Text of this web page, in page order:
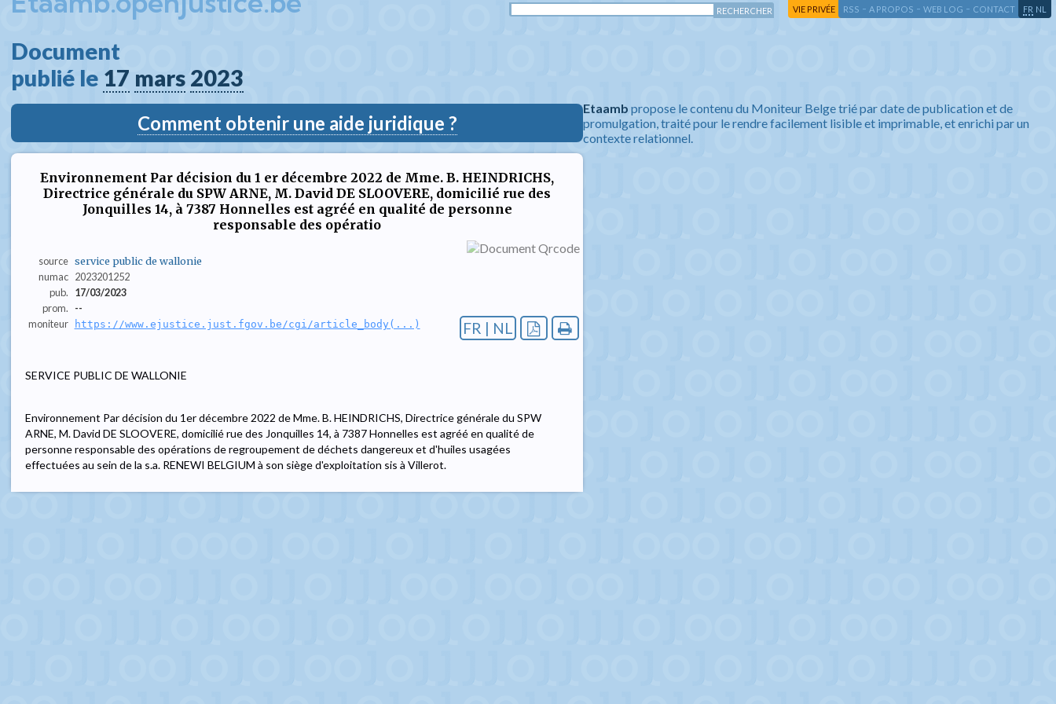
VIE PRIVÉE RSS - A PROPOS - WEB LOG - CONTACT FR NL
Document
publié le 17 mars 2023
Comment obtenir une aide juridique ?
Environnement Par décision du 1 er décembre 2022 de Mme. B. HEINDRICHS,
Directrice générale du SPW ARNE, M. David DE SLOOVERE, domicilié rue des
Jonquilles 14, à 7387 Honnelles est agréé en qualité de personne
responsable des opératio
source service public de wallonie
numac 2023201252
pub.
17/03/2023
prom.
--
moniteur
https://www.ejustice.just.fgov.be/cgi/article_body(...) FR | NL
SERVICE PUBLIC DE WALLONIE
Environnement Par décision du 1er décembre 2022 de Mme. B. HEINDRICHS, Directrice générale du SPW
ARNE, M. David DE SLOOVERE, domicilié rue des Jonquilles 14, à 7387 Honnelles est agréé en qualité de
personne responsable des opérations de regroupement de déchets dangereux et d'huiles usagées
effectuées au sein de la s.a. RENEWI BELGIUM à son siège d'exploitation sis à Villerot.
Etaamb propose le contenu du Moniteur Belge trié par date de publication et de
promulgation, traité pour le rendre facilement lisible et imprimable, et enrichi par un
contexte relationnel.